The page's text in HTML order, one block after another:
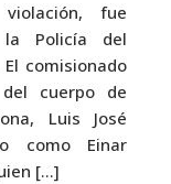
fue
la Policía del
comisionado
cuerpo de
Luis José
como Einar
[…]